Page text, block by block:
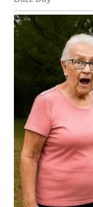
Budućnost
pokušavate
Pred vama su
Ako postoji
onda je to ova:
toliko velike
vodi u mislima,